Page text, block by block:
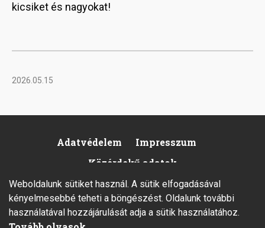
kicsiket és nagyokat!
2026.05.15
Footer
Adatvédelem
Impresszum
Közérdekű adatok
Weboldalunk sütiket használ. A sütik elfogadásával
kényelmesebbé teheti a böngészést. Oldalunk további
használatával hozzájárulását adja a sütik használatához.